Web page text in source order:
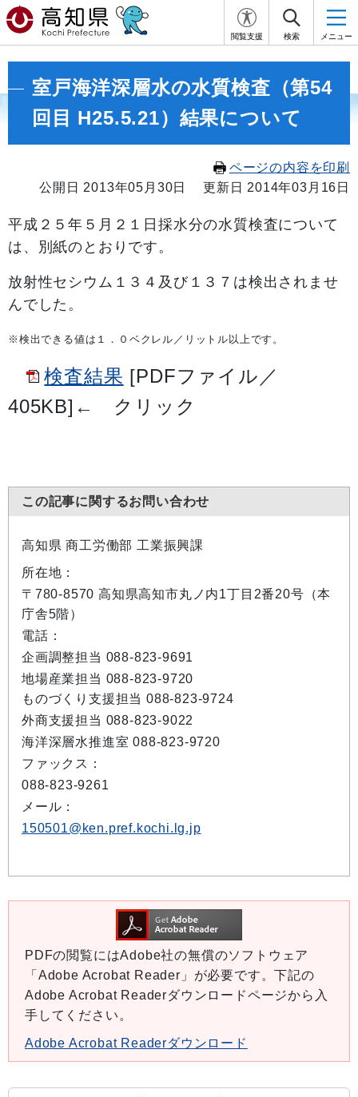
閲覧支援 検索 メニュー
室戸海洋深層水の水質検査（第54
回目 H25.5.21）結果について
ページの内容を印刷
公開日 2013年05月30日
更新日 2014年03月16日
平成２５年５ 月２１日採水分の水質検査について
は、別紙のとおりです。
放射性セシウム１３４及び１３７は検出されませ
んでした。
※検出できる値は１．０ベクレル／リットル以上です。
検査結果 [PDFファイル／
405KB] ← クリック
この記事に関するお問い合わせ
高知県 商工労働部 工業振興課
所在地：
〒780-8570 高知県高知市丸ノ内1丁目2番20号（本
庁舎5階）
電話：
企画調整担当 088-823-9691
地場産業担当 088-823-9720
ものづくり支援担当 088-823-9724
外商支援担当 088-823-9022
海洋深層水推進室 088-823-9720
ファックス：
088-823-9261
メール：
150501@ken.pref.kochi.lg.jp
PDFの閲覧にはAdobe社の無償のソフトウェア
「Adobe Acrobat Reader」が必要です。下記の
Adobe Acrobat Readerダウンロードページから入
手してください。
Adobe Acrobat Readerダウンロード